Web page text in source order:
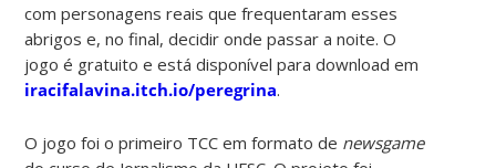
com personagens reais que frequentaram esses
abrigos e, no final, decidir onde passar a noite. O
jogo é gratuito e está disponível para download em
iracifalavina.itch.io/peregrina.
O jogo foi o primeiro TCC em formato de newsgame